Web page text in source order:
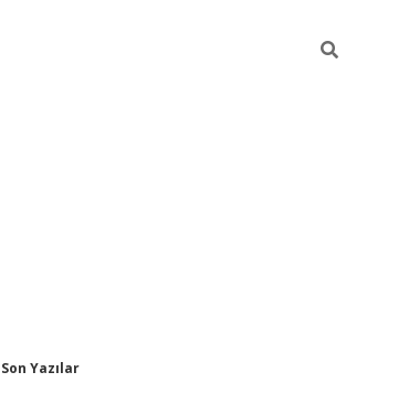
Sidebar
Son Yazılar